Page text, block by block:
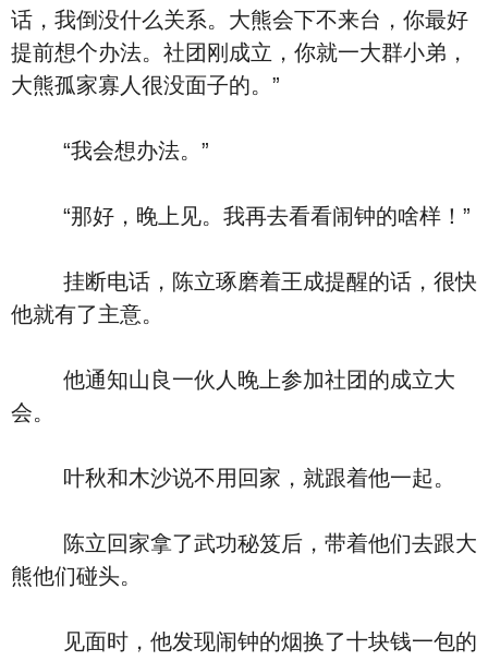
话，我倒没什么关系。大熊会下不来台，你最好
提前想个办法。社团刚成立，你就一大群小弟，
大熊孤家寡人很没面子的。”
“我会想办法。”
“那好，晚上见。我再去看看闹钟的啥样！”
挂断电话，陈立琢磨着王成提醒的话，很快
他就有了主意。
他通知山良一伙人晚上参加社团的成立大
会。
叶秋和木沙说不用回家，就跟着他一起。
陈立回家拿了武功秘笈后，带着他们去跟大
熊他们碰头。
见面时，他发现闹钟的烟换了十块钱一包的